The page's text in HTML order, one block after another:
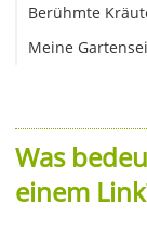
Berühmte
Meine
Was
einem